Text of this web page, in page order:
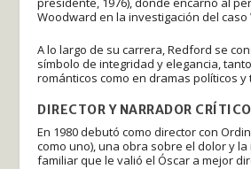
Woodward en la investigación del caso
A lo largo de su carrera, Redford se
símbolo de integridad y elegancia,
románticos como en dramas políticos y
DIRECTOR Y NARRADOR CRÍTICO
En 1980 debutó como director con
como uno), una obra sobre el dolor y la
familiar que le valió el Óscar a mejor